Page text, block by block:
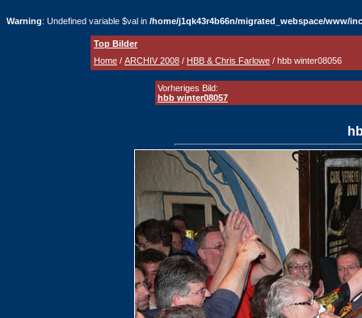
Warning: Undefined variable $val in /home/j1qk43r4b66n/migrated_webspace/www/
Top Bilder
Home / ARCHIV 2008 / HBB & Chris Farlowe / hbb winter08056
Vorheriges Bild:
hbb winter08057